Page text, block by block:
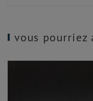
vous pourriez